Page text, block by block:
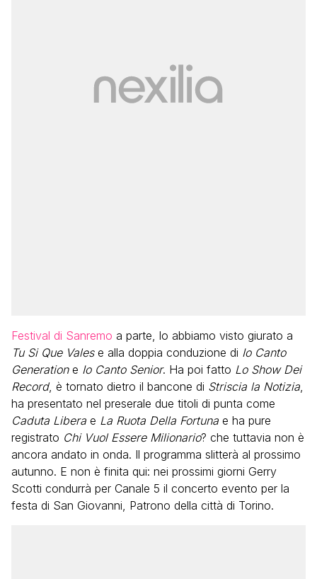
Festival di Sanremo a parte, lo abbiamo visto giurato a
Tu Si Que Valese alla doppia conduzione di Io Canto
Generatione Io Canto Senior. Ha poi fatto Lo Show Dei
Record, è tornato dietro il bancone di Striscia la Notizia,
ha presentato nel preserale due titoli di punta come
Caduta Libera e La Ruota Della Fortuna e ha pure
registrato Chi Vuol Essere Milionario? che tuttavia non è
ancora andato in onda. Il programma slitterà al prossimo
autunno. E non è finita qui: nei prossimi giorni Gerry
Scotti condurrà per Canale 5 il concerto evento per la
festa di San Giovanni, Patrono della città di Torino.